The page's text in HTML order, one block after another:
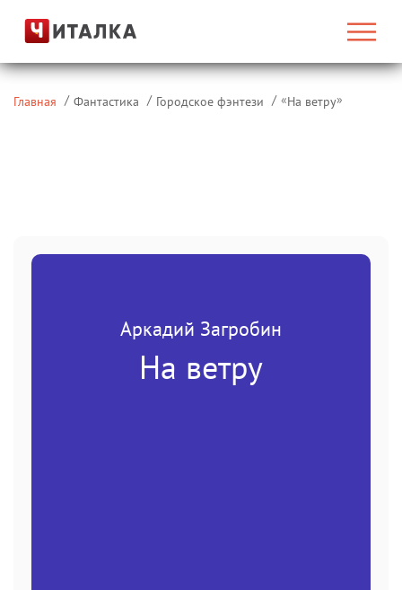
Главная Фантастика Городское фэнтези «На ветру»
Аркадий Загробин
На ветру